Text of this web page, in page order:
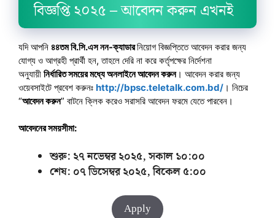
বিজ্ঞপ্তি ২০২৫ – আবেদন করুন এখনই
যদি আপনি ৪৪তম বি.সি.এস নন-ক্যাডারনিয়োগ বিজ্ঞপ্তিতে আবেদন করার জন্য
যোগ্য ও আগ্রহী প্রার্থী হন, তাহলে দেরি না করে কর্তৃপক্ষের নির্দেশনা
অনুযায়ী নির্ধারিত সময়ের মধ্যে অনলাইনে আবেদন করুন। আবেদন করার জন্য
ওয়েবসাইটে প্রবেশ করুনঃ http://bpsc.teletalk.com.bd/ । নিচের
“আবেদন করুন” বাটনে ক্লিক করেও সরাসরি আবেদন ফরমে যেতে পারবেন।
আবেদনের সময়সীমা:
শুরু: ২৭ নভেম্বর ২০২৫, সকাল ১০:০০
শেষ: ০৭ ডিসেম্বর২০২৫, বিকেল ৫:০০
Apply